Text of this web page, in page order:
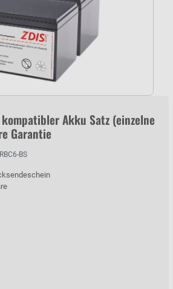
kompatibler Akku Satz (einzelne
Garantie
BS